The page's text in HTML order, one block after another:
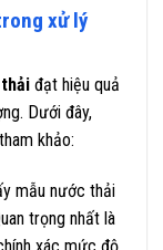
xử lý
đạt hiệu quả
Dưới đây,
khảo:
mẫu nước thải
trọng nhất là